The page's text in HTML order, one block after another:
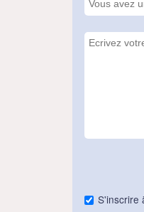
S'inscrire